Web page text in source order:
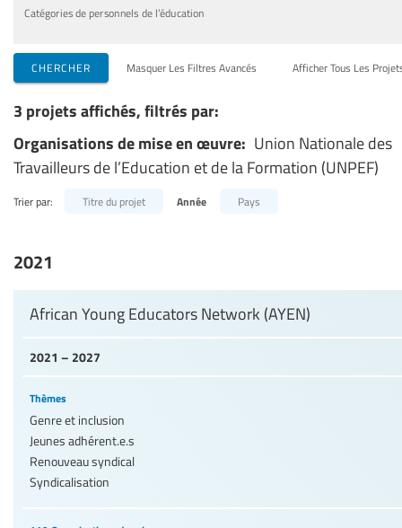
Catégories de personnels de l’éducation
CHERCHER Masquer Les Filtres Avancés Afficher Tous Les
3 projets affichés, filtrés par:
Organisations de mise en œuvre: Union Nationale des
Travailleurs de l’Education et de la Formation (UNPEF)
Trier par: Titre du projet Année Pays
2021
2021 – 2027
African Young Educators Network (AYEN)
Thèmes
Genre et inclusion
Jeunes adhérent.e.s
Renouveau syndical
Syndicalisation